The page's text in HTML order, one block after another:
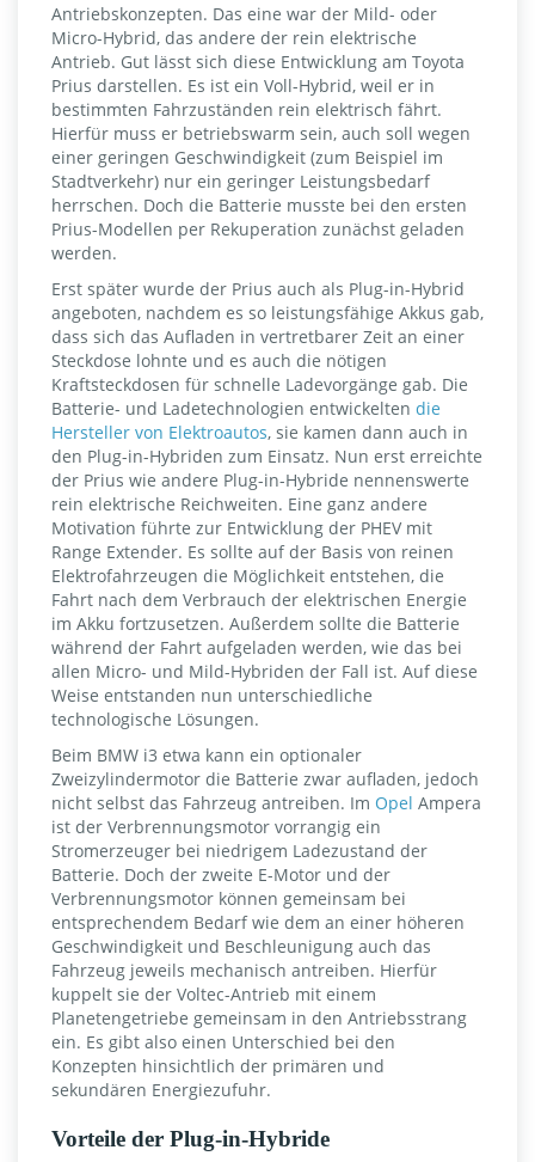
Antriebskonzepten. Das eine war der Mild- oder
Micro-Hybrid, das andere der rein elektrische
Antrieb. Gut lässt sich diese Entwicklung am Toyota
Prius darstellen. Es ist ein Voll-Hybrid, weil er in
bestimmten Fahrzuständen rein elektrisch fährt.
Hierfür muss er betriebswarm sein, auch soll wegen
einer geringen Geschwindigkeit (zum Beispiel im
Stadtverkehr) nur ein geringer Leistungsbedarf
herrschen. Doch die Batterie musste bei den ersten
Prius-Modellen per Rekuperation zunächst geladen
werden.
Erst später wurde der Prius auch als Plug-in-Hybrid
angeboten, nachdem es so leistungsfähige Akkus gab,
dass sich das Aufladen in vertretbarer Zeit an einer
Steckdose lohnte und es auch die nötigen
Kraftsteckdosen für schnelle Ladevorgänge gab. Die
Batterie- und Ladetechnologien entwickelten die
Hersteller von Elektroautos, sie kamen dann auch in
den Plug-in-Hybriden zum Einsatz. Nun erst erreichte
der Prius wie andere Plug-in-Hybride nennenswerte
rein elektrische Reichweiten. Eine ganz andere
Motivation führte zur Entwicklung der PHEV mit
Range Extender. Es sollte auf der Basis von reinen
Elektrofahrzeugen die Möglichkeit entstehen, die
Fahrt nach dem Verbrauch der elektrischen Energie
im Akku fortzusetzen. Außerdem sollte die Batterie
während der Fahrt aufgeladen werden, wie das bei
allen Micro- und Mild-Hybriden der Fall ist. Auf diese
Weise entstanden nun unterschiedliche
technologische Lösungen.
Beim BMW i3 etwa kann ein optionaler
Zweizylindermotor die Batterie zwar aufladen, jedoch
nicht selbst das Fahrzeug antreiben. Im Opel Ampera
ist der Verbrennungsmotor vorrangig ein
Stromerzeuger bei niedrigem Ladezustand der
Batterie. Doch der zweite E-Motor und der
Verbrennungsmotor können gemeinsam bei
entsprechendem Bedarf wie dem an einer höheren
Geschwindigkeit und Beschleunigung auch das
Fahrzeug jeweils mechanisch antreiben. Hierfür
kuppelt sie der Voltec-Antrieb mit einem
Planetengetriebe gemeinsam in den Antriebsstrang
ein. Es gibt also einen Unterschied bei den
Konzepten hinsichtlich der primären und
sekundären Energiezufuhr.
Vorteile der Plug-in-Hybride